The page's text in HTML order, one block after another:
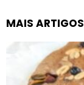
MAIS ARTIGOS